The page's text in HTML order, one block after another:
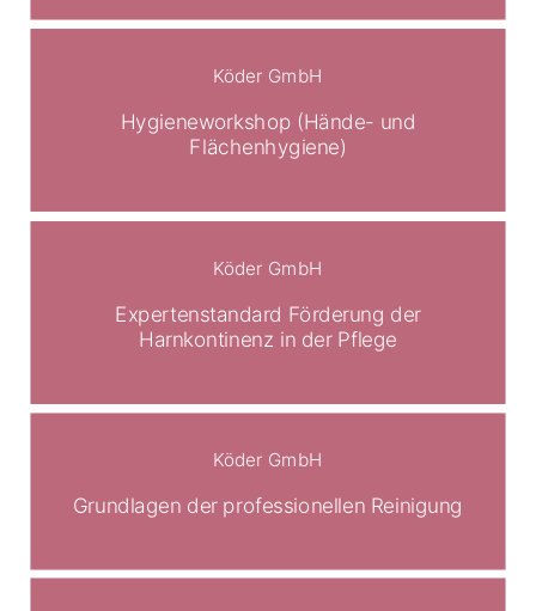
Köder GmbH
Hygieneworkshop (Hände- und
Flächenhygiene)
Köder GmbH
Expertenstandard Förderung der
Harnkontinenz in der Pflege
Köder GmbH
Grundlagen der professionellen Reinigung